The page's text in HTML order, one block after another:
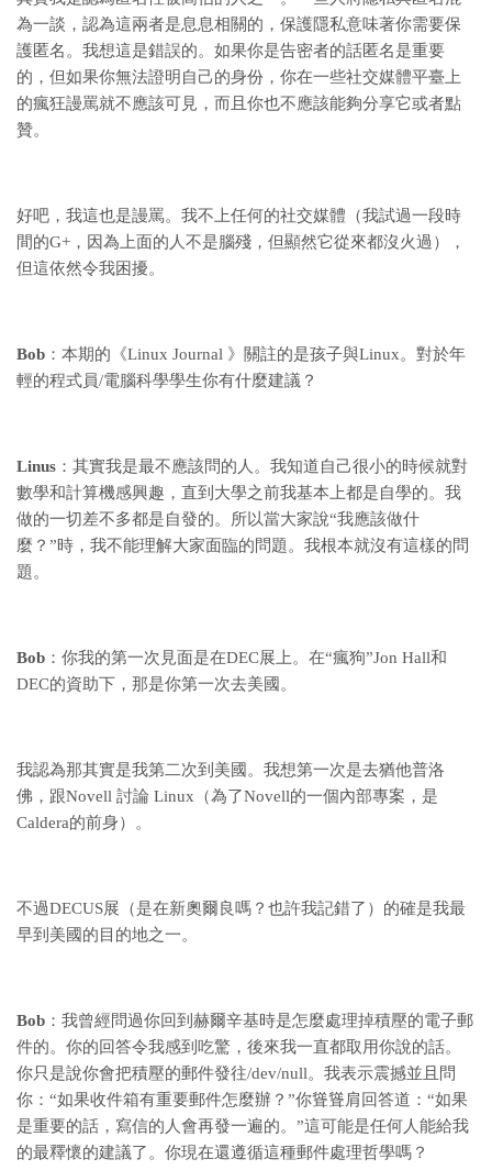
為一談，認為這兩者是息息相關的，保護隱私意味著你需要保
護匿名。我想這是錯誤的。如果你是告密者的話匿名是重要
的，但如果你無法證明自己的身份，你在一些社交媒體平臺上
的瘋狂謾罵就不應該可見，而且你也不應該能夠分享它或者點
贊。
好吧，我這也是謾罵。我不上任何的社交媒體（我試過一段時
間的G+，因為上面的人不是腦殘，但顯然它從來都沒火過），
但這依然令我困擾。
Bob ：本期的《Linux Journal 》關註的是孩子與Linux。對於年
輕的程式員/電腦科學學生你有什麼建議？
Linus ：其實我是最不應該問的人。我知道自己很小的時候就對
數學和計算機感興趣，直到大學之前我基本上都是自學的。我
做的一切差不多都是自發的。所以當大家說“我應該做什
麼？”時，我不能理解大家面臨的問題。我根本就沒有這樣的問
題。
Bob ：你我的第一次見面是在DEC展上。在“瘋狗”Jon Hall和
DEC的資助下，那是你第一次去美國。
我認為那其實是我第二次到美國。我想第一次是去猶他普洛
佛，跟Novell 討論 Linux（為了Novell的一個內部專案，是
Caldera的前身）。
不過DECUS展（是在新奧爾良嗎？也許我記錯了）的確是我最
早到美國的目的地之一。
Bob ：我曾經問過你回到赫爾辛基時是怎麼處理掉積壓的電子郵
件的。你的回答令我感到吃驚，後來我一直都取用你說的話。
你只是說你會把積壓的郵件發往/dev/null。我表示震撼並且問
你：“如果收件箱有重要郵件怎麼辦？”你聳聳肩回答道：“如果
是重要的話，寫信的人會再發一遍的。”這可能是任何人能給我
的最釋懷的建議了。你現在還遵循這種郵件處理哲學嗎？